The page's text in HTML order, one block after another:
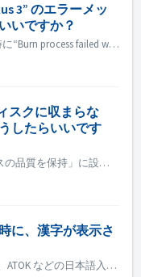
3” のエラーメッ
いですか？
NeroVideoでのディスクの書き込み時に“Burn process failed with Status 3” のエラーメッセージが出た場合 NeroVideoでビデオディスクに書き込みをする際にこのメッセージが現れた場合、“Status 3”は一般的にNeroVideoの書き込みプロセスに関するものです...
スクに収まらな
したらいいです
Nero Videoは、デフォルトで「ソースの品質を保持」に設定されています。そのため、作成されたDVD、AVCHD、Blu-rayは、元のビデオファイルと同様の品質と見た目を維持します。しかし、この設定では、一部のコンテンツが目的のディスクに収まらないことがあります。これは、Full-O-Meterの赤い部...
に、漢字が表示さ
Nero Video でテキストを編集する際、ATOK などの日本語入力システムでは漢字に変換できない場合があります。 その場合は、Microsoft IME または Google IME をお試しください。